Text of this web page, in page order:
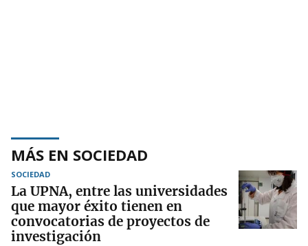
MÁS EN SOCIEDAD
SOCIEDAD
La UPNA, entre las universidades
que mayor éxito tienen en
convocatorias de proyectos de
investigación